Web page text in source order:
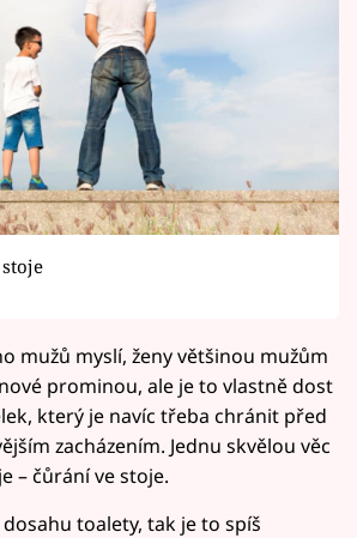
mužů myslí, ženy většinou mužům
prominou, ale je to vlastně dost
který je navíc třeba chránit před
zacházením. Jednu skvělou věc
– čůrání ve stoje.
dosahu toalety, tak je to spíš